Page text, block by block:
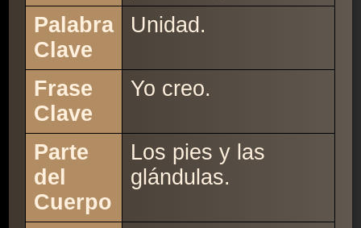
Palabra
Clave
Unidad.
Frase
Clave
Yo creo.
Parte
del
Cuerpo
Los pies y las
glándulas.